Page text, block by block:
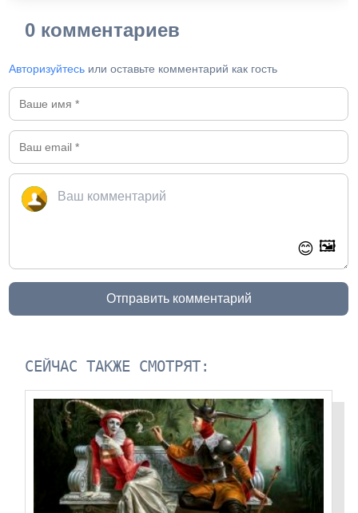
0 комментариев
Авторизуйтесь или оставьте комментарий как гость
😊 🖼️
Отправить комментарий
СЕЙЧАС ТАКЖЕ СМОТРЯТ: